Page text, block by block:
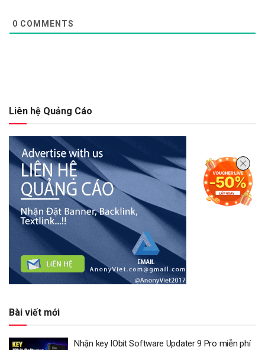
0 COMMENTS
Liên hệ Quảng Cáo
Bài viết mới
Nhận key IObit Software Updater 9 Pro miễn phí